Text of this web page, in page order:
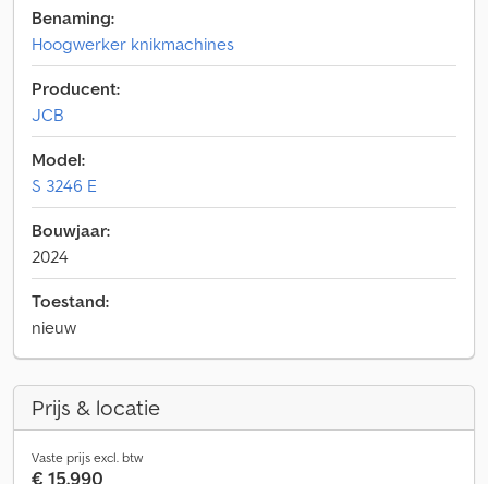
Benaming:
Hoogwerker knikmachines
Producent:
JCB
Model:
S 3246 E
Bouwjaar:
2024
Toestand:
nieuw
Prijs & locatie
Vaste prijs excl. btw
€ 15.990